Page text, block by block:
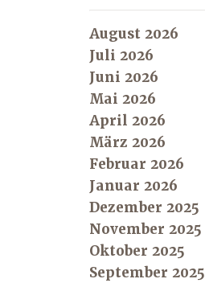
August 2026
Juli 2026
Juni 2026
Mai 2026
April 2026
März 2026
Februar 2026
Januar 2026
Dezember 2025
November 2025
Oktober 2025
September 2025